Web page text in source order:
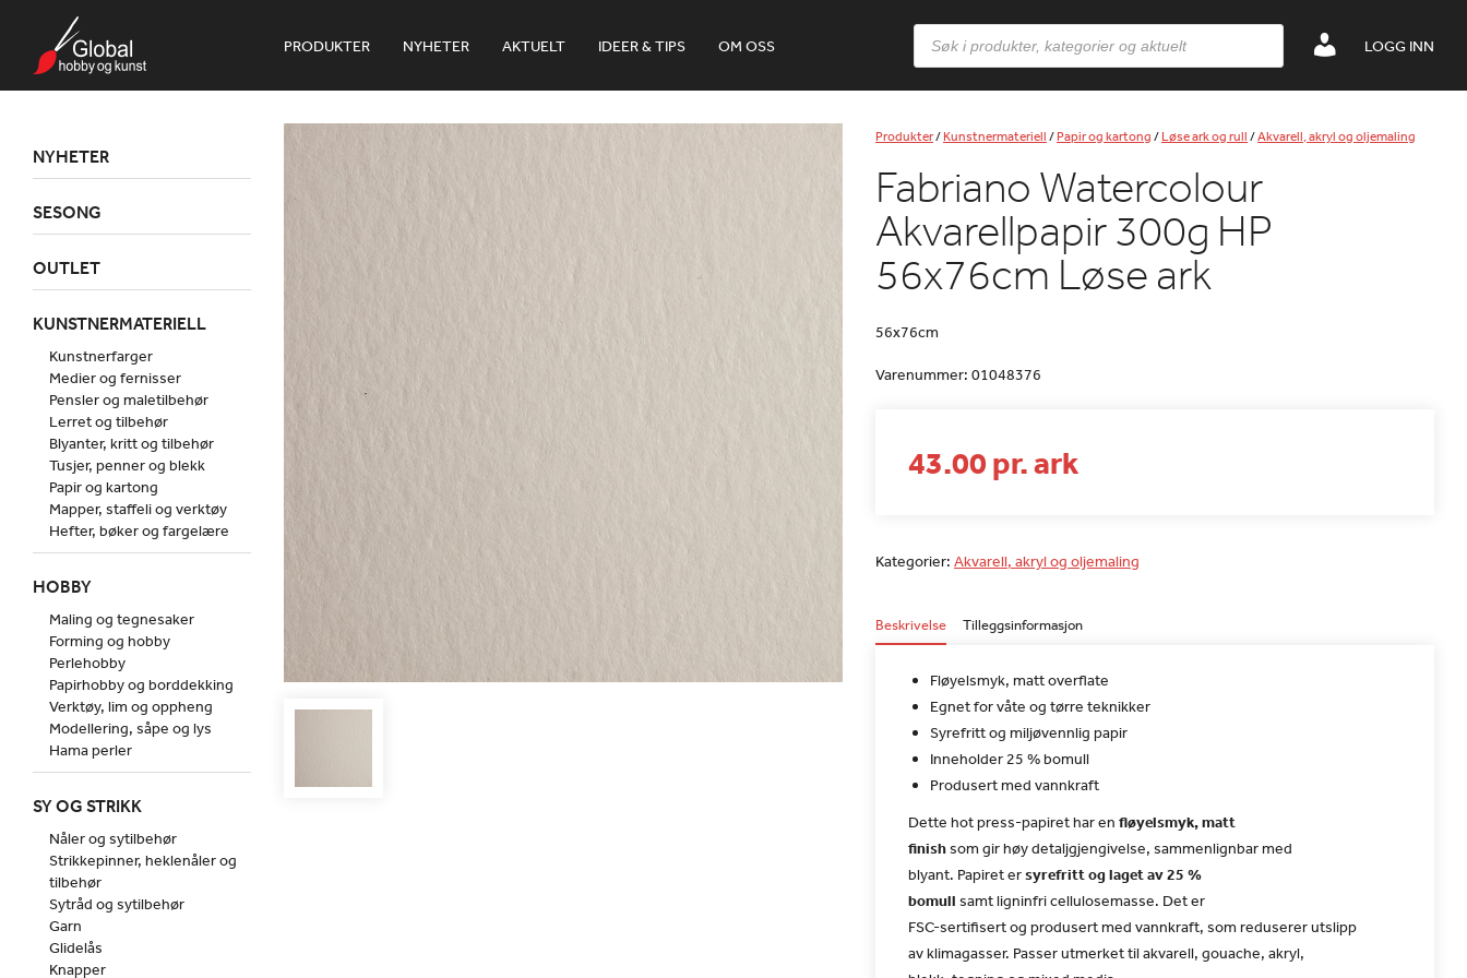
PRODUKTER NYHETER AKTUELT IDEER & TIPS OM OSS LOGG INN
Products
search
Produkter/Kunstnermateriell/Papir og kartong/Løse ark og rull/Akvarell, akryl og oljemaling
Fabriano Watercolour
Akvarellpapir 300g HP
56x76cm Løse ark
56x76cm
Varenummer: 01048376
43.00 pr. ark
Kategorier: Akvarell, akryl og oljemaling
Beskrivelse Tilleggsinformasjon
Fløyelsmyk, matt overflate
Egnet for våte og tørre teknikker
Syrefritt og miljøvennlig papir
Inneholder 25 % bomull
Produsert med vannkraft
Dette hot press-papiret har en fløyelsmyk, matt
finishsom gir høy detaljgjengivelse, sammenlignbar med
blyant. Papiret ersyrefritt og laget av 25 %
bomull samt ligninfri cellulosemasse. Det er
FSC-sertifisert og produsert med vannkraft, som reduserer utslipp
av klimagasser. Passer utmerket til akvarell, gouache, akryl,
NYHETER
SESONG
OUTLET
KUNSTNERMATERIELL
Kunstnerfarger
Medier og fernisser
Pensler og maletilbehør
Lerret og tilbehør
Blyanter, kritt og tilbehør
Tusjer, penner og blekk
Papir og kartong
Mapper, staffeli og verktøy
Hefter, bøker og fargelære
HOBBY
Maling og tegnesaker
Forming og hobby
Perlehobby
Papirhobby og borddekking
Verktøy, lim og oppheng
Modellering, såpe og lys
Hama perler
SY OG STRIKK
Nåler og sytilbehør
Strikkepinner, heklenåler og
tilbehør
Sytråd og sytilbehør
Garn
Glidelås
Knapper